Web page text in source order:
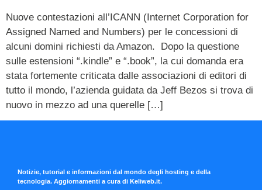
Nuove contestazioni all’ICANN (Internet Corporation for
Assigned Named and Numbers) per le concessioni di
alcuni domini richiesti da Amazon. Dopo la questione
sulle estensioni “.kindle” e “.book”, la cui domanda era
stata fortemente criticata dalle associazioni di editori di
tutto il mondo, l’azienda guidata da Jeff Bezos si trova di
nuovo in mezzo ad una querelle […]
Notizie, tutorial e informazioni dal mondo degli hosting e della
tecnologia. Aggiornamenti a cura di Keliweb.it.